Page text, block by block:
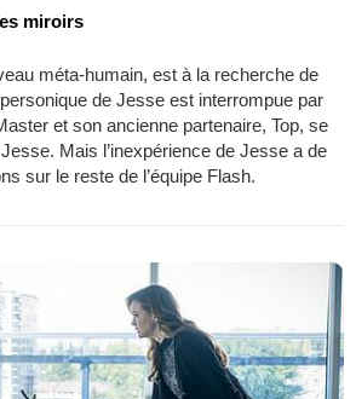
miroirs
méta-humain, est à la recherche de
de Jesse est interrompue par
et son ancienne partenaire, Top, se
Mais l’inexpérience de Jesse a de
sur le reste de l’équipe Flash.